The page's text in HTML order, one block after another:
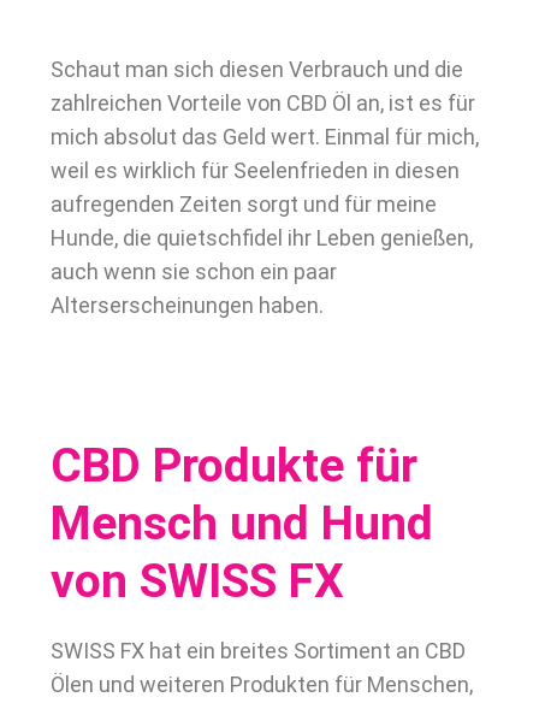
Schaut man sich diesen Verbrauch und die
zahlreichen Vorteile von CBD Öl an, ist es für
mich absolut das Geld wert. Einmal für mich,
weil es wirklich für Seelenfrieden in diesen
aufregenden Zeiten sorgt und für meine
Hunde, die quietschfidel ihr Leben genießen,
auch wenn sie schon ein paar
Alterserscheinungen haben.
CBD Produkte für
Mensch und Hund
von SWISS FX
SWISS FX hat ein breites Sortiment an CBD
Ölen und weiteren Produkten für Menschen,